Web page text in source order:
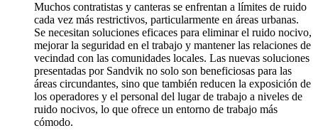
Muchos contratistas y canteras se enfrentan a límites de ruido
cada vez más restrictivos, particularmente en áreas urbanas.
Se necesitan soluciones eficaces para eliminar el ruido nocivo,
mejorar la seguridad en el trabajo y mantener las relaciones de
vecindad con las comunidades locales. Las nuevas soluciones
presentadas por Sandvik no solo son beneficiosas para las
áreas circundantes, sino que también reducen la exposición de
los operadores y el personal del lugar de trabajo a niveles de
ruido nocivos, lo que ofrece un entorno de trabajo más
cómodo.